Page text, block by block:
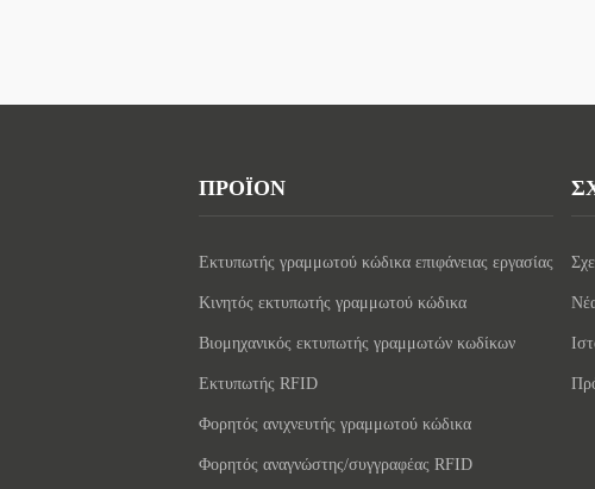
ΠΡΟΪΟΝ
Εκτυπωτής γραμμωτού κώδικα επιφάνειας εργασίας
Κινητός εκτυπωτής γραμμωτού κώδικα
Βιομηχανικός εκτυπωτής γραμμωτών κωδίκων
Εκτυπωτής RFID
Φορητός ανιχνευτής γραμμωτού κώδικα
Φορητός αναγνώστης/συγγραφέας RFID